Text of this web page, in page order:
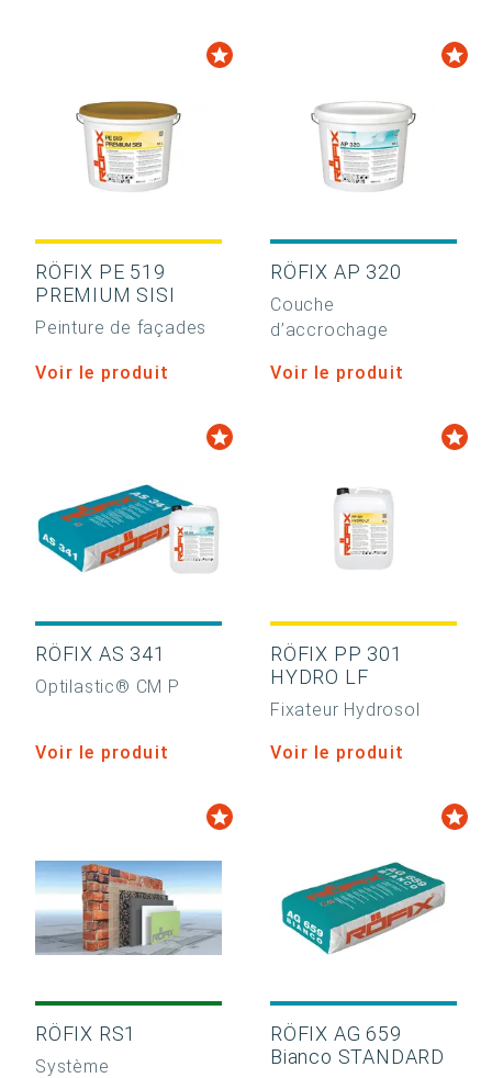
RÖFIX PE 519
PREMIUM SISI
Peinture de façades
Voir le produit
RÖFIX AP 320
Couche
d’accrochage
Voir le produit
RÖFIX AS 341
Optilastic® CM P
Voir le produit
RÖFIX PP 301
HYDRO LF
Fixateur Hydrosol
Voir le produit
RÖFIX RS1
Système
RÖFIX AG 659
Bianco STANDARD